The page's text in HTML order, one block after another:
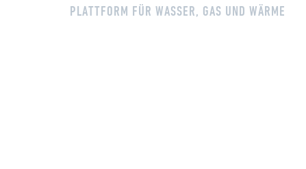
PLATTFORM FÜR WASSER, GAS UND WÄRME